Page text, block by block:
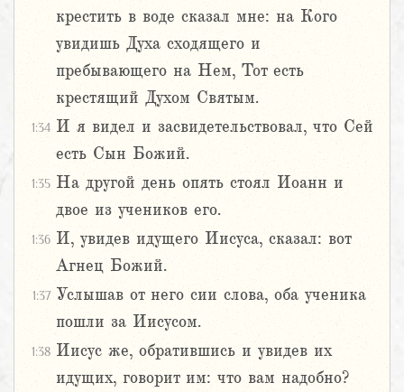
крестить в воде сказал мне: на Кого
увидишь Духа сходящего и
пребывающего на Нем, Тот есть
крестящий Духом Святым.
1:34 И я видел и засвидетельствовал, что Сей
есть Сын Божий.
1:35 На другой день опять стоял Иоанн и
двое из учеников его.
1:36 И, увидев идущего Иисуса, сказал: вот
Агнец Божий.
1:37 Услышав от него сии слова, оба ученика
пошли за Иисусом.
1:38 Иисус же, обратившись и увидев их
идущих, говорит им: что вам надобно?